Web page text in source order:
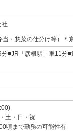
社
・惣菜の仕分け等）＊
■JR「彦根駅」車11分■
土・日・祝
頃まで勤務の可能性有